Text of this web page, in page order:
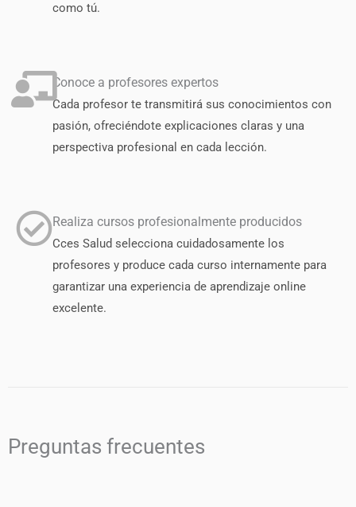
como tú.
Conoce a profesores expertos
Cada profesor te transmitirá sus conocimientos con
pasión, ofreciéndote explicaciones claras y una
perspectiva profesional en cada lección.
Realiza cursos profesionalmente producidos
Cces Salud selecciona cuidadosamente los
profesores y produce cada curso internamente para
garantizar una experiencia de aprendizaje online
excelente.
Preguntas frecuentes